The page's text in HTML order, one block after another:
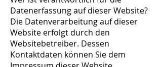
Datenerfassung auf dieser Website?
Die Datenverarbeitung auf dieser
Website erfolgt durch den
Websitebetreiber. Dessen
Kontaktdaten können Sie dem